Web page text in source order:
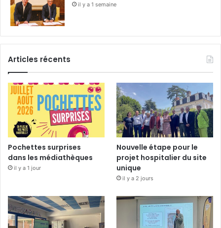
il y a 1 semaine
Articles récents
Pochettes surprises
dans les médiathèques
il y a 1 jour
Nouvelle étape pour le
projet hospitalier du site
unique
il y a 2 jours